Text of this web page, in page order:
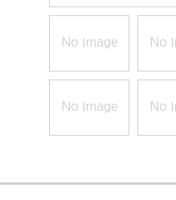
No Image No
No Image No